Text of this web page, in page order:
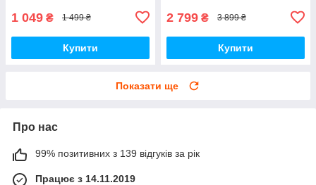
1 049 ₴ 1 499 ₴
Купити
2 799 ₴ 3 899 ₴
Купити
Показати ще
Про нас
99% позитивних з 139 відгуків за рік
Працює з 14.11.2019